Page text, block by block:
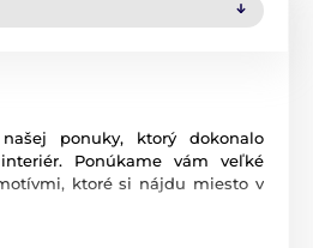
ponuky, ktorý dokonalo
Ponúkame vám veľké
ktoré si nájdu miesto v